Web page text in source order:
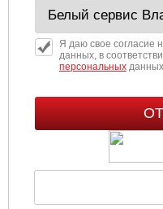
Я даю свое согласие
данных, в
персональныхданных.